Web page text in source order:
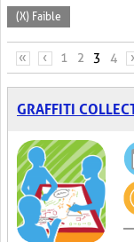
(X) Faible
PAGES
« ‹ 1 2 3 4 ›
GRAFFITI